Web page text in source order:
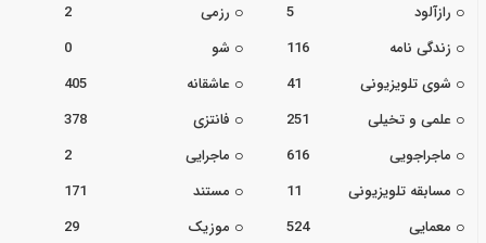
رازآلود
5 رزمی
2
زندگی نامه
116 شو
0
شوی تلویزیونی
41 عاشقانه
405
علمی و تخیلی
251 فانتزی
378
ماجراجویی
616 ماجرایی
2
مسابقه تلویزیونی
11 مستند
171
معمایی
524 موزیک 29